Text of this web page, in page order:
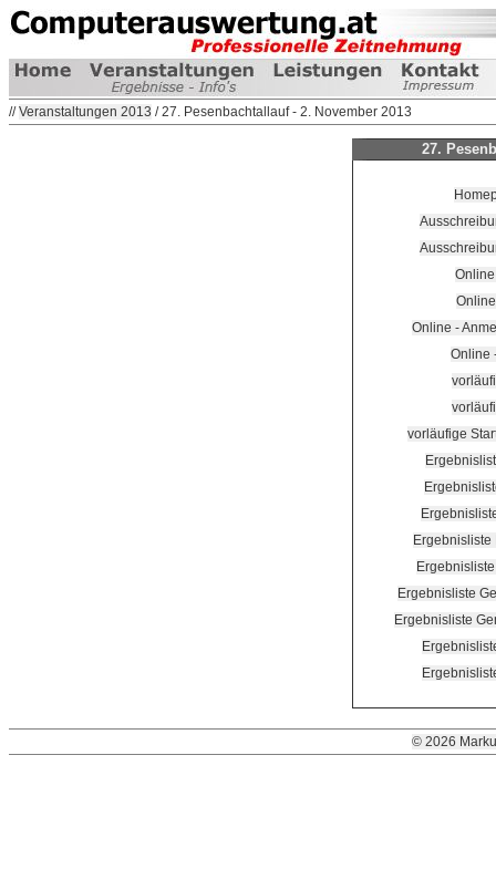
//Veranstaltungen 2013 / 27. Pesenbachtallauf - 2. November 2013
27.
Online -
Online
vorläufige
Ergebnisliste
Ergebnisliste
Ergebnisliste
© 2026